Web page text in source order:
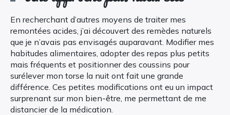
En recherchant d’autres moyens de traiter mes
remontées acides, j’ai découvert des remèdes naturels
que je n’avais pas envisagés auparavant. Modifier mes
habitudes alimentaires, adopter des repas plus petits
mais fréquents et positionner des coussins pour
surélever mon torse la nuit ont fait une grande
différence. Ces petites modifications ont eu un impact
surprenant sur mon bien-être, me permettant de me
distancier de la médication.